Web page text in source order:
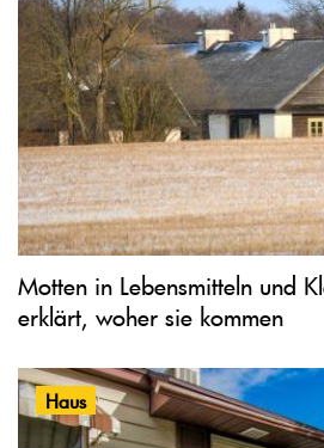
Motten in Lebensmitteln und
erklärt, woher sie kommen
Haus